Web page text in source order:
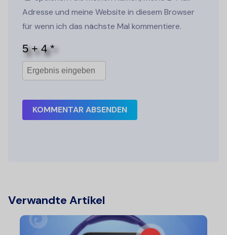
Adresse und meine Website in diesem Browser
für wenn ich das nächste Mal kommentiere.
KOMMENTAR ABSENDEN
Verwandte Artikel